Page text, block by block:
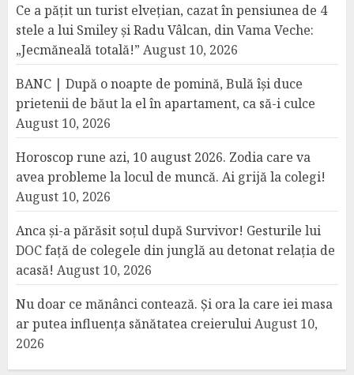
Ce a pățit un turist elvețian, cazat în pensiunea de 4
stele a lui Smiley și Radu Vâlcan, din Vama Veche:
„Jecmăneală totală!” August 10, 2026
BANC | După o noapte de pomină, Bulă își duce
prietenii de băut la el în apartament, ca să-i culce
August 10, 2026
Horoscop rune azi, 10 august 2026. Zodia care va
avea probleme la locul de muncă. Ai grijă la colegi!
August 10, 2026
Anca și-a părăsit soțul după Survivor! Gesturile lui
DOC față de colegele din junglă au detonat relația de
acasă! August 10, 2026
Nu doar ce mănânci contează. Și ora la care iei masa
ar putea influența sănătatea creieruluiAugust 10,
2026